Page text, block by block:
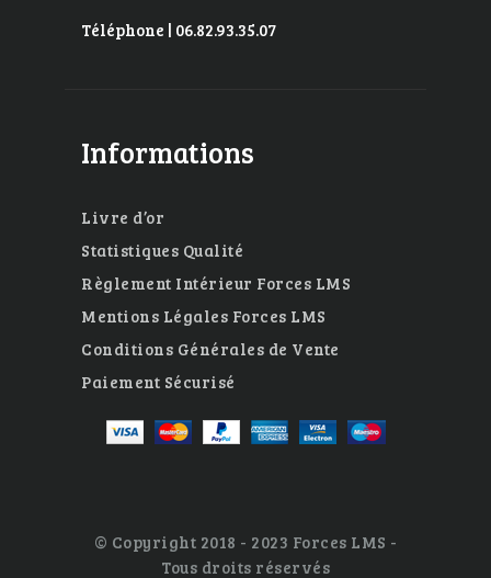
Téléphone | 06.82.93.35.07
Informations
Livre d’or
Statistiques Qualité
Règlement Intérieur Forces LMS
Mentions Légales Forces LMS
Conditions Générales de Vente
Paiement Sécurisé
© Copyright 2018 - 2023 Forces LMS -
Tous droits réservés